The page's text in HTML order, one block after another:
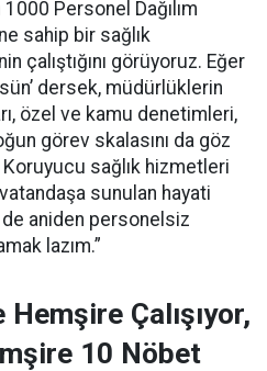
1000 Personel Dağılım
sahip bir sağlık
çalıştığını görüyoruz. Eğer
dersek, müdürlüklerin
özel ve kamu denetimleri,
görev skalasını da göz
sağlık hizmetleri
sunulan hayati
aniden personelsiz
lazım.”
Çalışıyor,
10 Nöbet